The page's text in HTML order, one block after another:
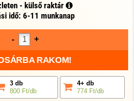
- külső raktár
idő: 6-11 munkanap
- +
RAKOM!
3 db
800 Ft/db
4+ db
774 Ft/db